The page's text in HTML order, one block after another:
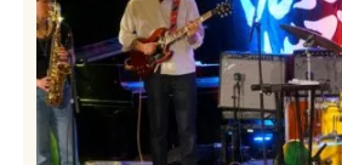
NTNU!